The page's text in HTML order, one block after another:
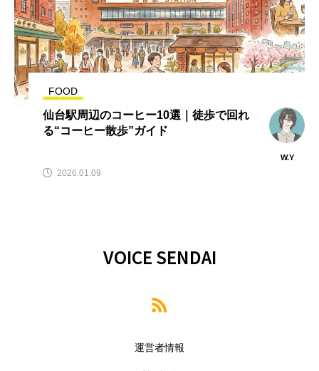
FOOD
仙台駅周辺のコーヒー10選｜徒歩で回れ
る“コーヒー散歩”ガイド
W.Y
2026.01.09
VOICE SENDAI
運営者情報